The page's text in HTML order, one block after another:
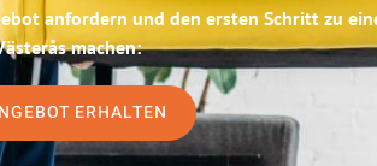
anfordern und den ersten Schritt zu
machen:
ERHALTEN